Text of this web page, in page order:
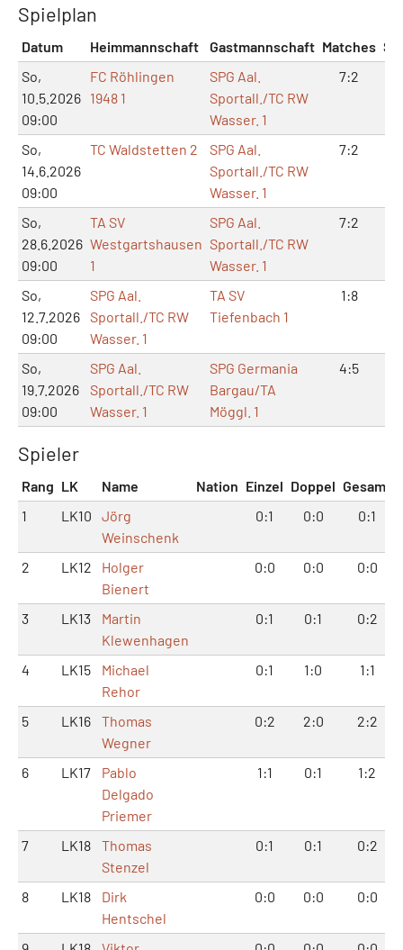
Spielplan
Datum Heimmannschaft Gastmannschaft Matches
So,
10.5.2026
09:00
FC Röhlingen
1948 1
SPG Aal.
Sportall./TC RW
Wasser. 1
7:2
So,
14.6.2026
09:00
TC Waldstetten 2
SPG Aal.
Sportall./TC RW
Wasser. 1
7:2
So,
28.6.2026
09:00
TA SV
Westgartshausen
1
SPG Aal.
Sportall./TC RW
Wasser. 1
7:2
So,
12.7.2026
09:00
SPG Aal.
Sportall./TC RW
Wasser. 1
TA SV
Tiefenbach 1
1:8
So,
19.7.2026
09:00
SPG Aal.
Sportall./TC RW
Wasser. 1
SPG Germania
Bargau/TA
Möggl. 1
4:5
Spieler
Rang LK Name Nation Einzel Doppel Gesamt
1
LK10
Jörg
Weinschenk
0:1 0:0 0:1
2 LK12
Holger
Bienert
0:0 0:0 0:0
3 LK13
Martin
Klewenhagen
0:1 0:1 0:2
4 LK15
Michael
Rehor
0:1 1:0 1:1
5 LK16
Thomas
Wegner
0:2 2:0 2:2
6 LK17
Pablo
Delgado
Priemer
1:1 0:1 1:2
7 LK18
Thomas
Stenzel
0:1 0:1 0:2
8 LK18
Dirk
Hentschel
0:0 0:0 0:0